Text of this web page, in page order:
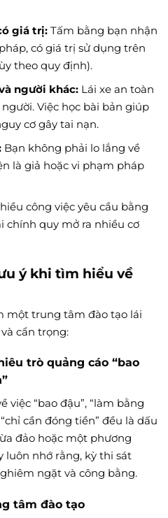
giá trị:Tấm bằng bạn nhận
có giá trị sử dụng trên
theo quy định).
người khác:Lái xe an toàn
Việc học bài bản giúp
cơ gây tai nạn.
Bạn không phải lo lắng về
là giả hoặc vi phạm pháp
công việc yêu cầu bằng
chính quy mở ra nhiều cơ
ý khi tìm hiểu về
một trung tâm đào tạo lái
cẩn trọng:
trò quảng cáo “bao
việc “bao đậu”, “làm bằng
cần đóng tiền” đều là dấu
đảo hoặc một phương
luôn nhớ rằng, kỳ thi sát
ngặt và công bằng.
tâm đào tạo